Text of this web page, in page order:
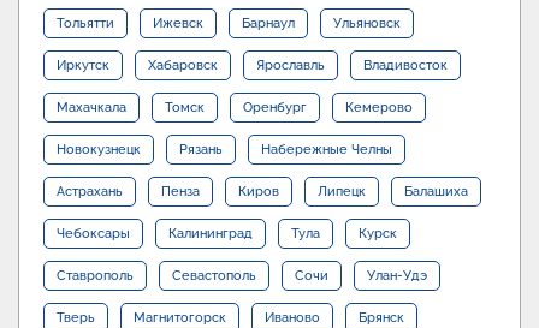
Тольятти Ижевск Барнаул Ульяновск
Иркутск Хабаровск Ярославль Владивосток
Махачкала Томск Оренбург Кемерово
Новокузнецк Рязань Набережные Челны
Астрахань Пенза Киров Липецк Балашиха
Чебоксары Калининград Тула Курск
Ставрополь Севастополь Сочи Улан-Удэ
Тверь Магнитогорск Иваново Брянск